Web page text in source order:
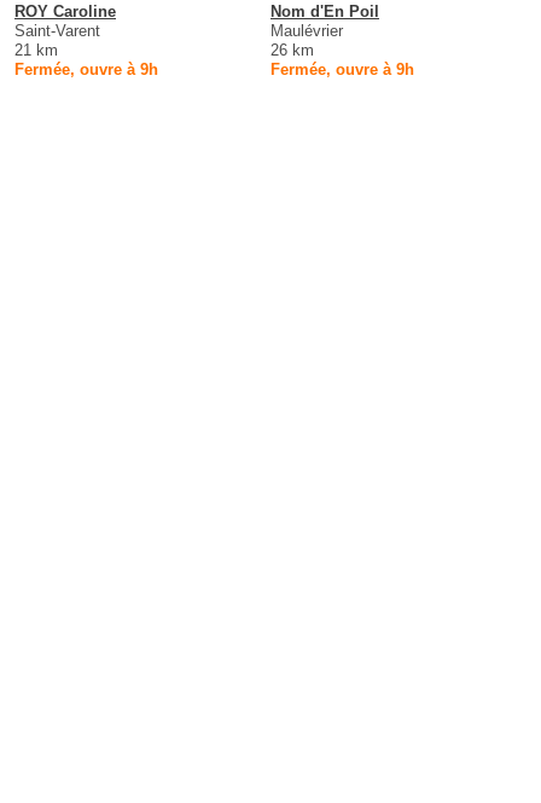
ROY Caroline
Saint-Varent
21 km
Fermée, ouvre à 9h
Nom d'En Poil
Maulévrier
26 km
Fermée, ouvre à 9h